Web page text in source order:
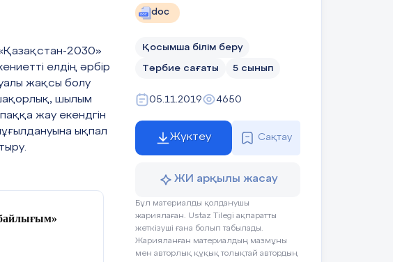
2030»
елдің әрбір
жақсы болу
шылым
жау екендгін
ықпал
doc
Қосымша білім беру
Тәрбие сағаты 5 сынып
05.11.2019 4650
Жүктеу Сақтау
ЖИ арқылы жасау
Бұл материалды қолданушы
жариялаған. Ustaz Tilegi ақпаратты
жеткізуші ғана болып табылады.
Жарияланған материалдың мазмұны
мен авторлық құқық толықтай автордың